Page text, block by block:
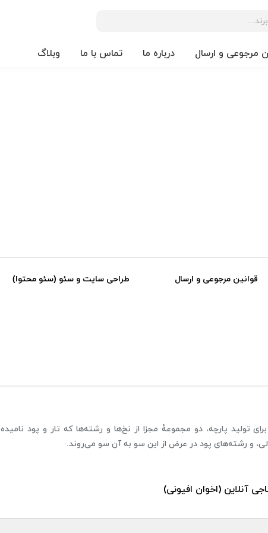
مرجوعی و ارسال درباره ما تماس با ما وبلاگ
قوانین مرجوعی و ارسال
طراحی سایت و سئو (سئو محتوا)
تولید پارچه، دو مجموعهٔ مجزا از نخ‌ها و رشته‌ها که تار و پود نامیده
و رشته‌های پود در عرض از این سو به آن سو می‌روند.
آنلاین (اخوان افیونی)